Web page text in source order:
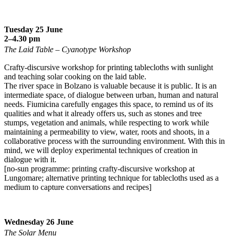
Tuesday 25 June
2–4.30 pm
The Laid Table – Cyanotype Workshop
Crafty-discursive workshop for printing tablecloths with sunlight
and teaching solar cooking on the laid table.
The river space in Bolzano is valuable because it is public. It is an
intermediate space, of dialogue between urban, human and natural
needs. Fiumicina carefully engages this space, to remind us of its
qualities and what it already offers us, such as stones and tree
stumps, vegetation and animals, while respecting to work while
maintaining a permeability to view, water, roots and shoots, in a
collaborative process with the surrounding environment. With this in
mind, we will deploy experimental techniques of creation in
dialogue with it.
[no-sun programme: printing crafty-discursive workshop at
Lungomare; alternative printing technique for tablecloths used as a
medium to capture conversations and recipes]
Wednesday 26 June
The Solar Menu